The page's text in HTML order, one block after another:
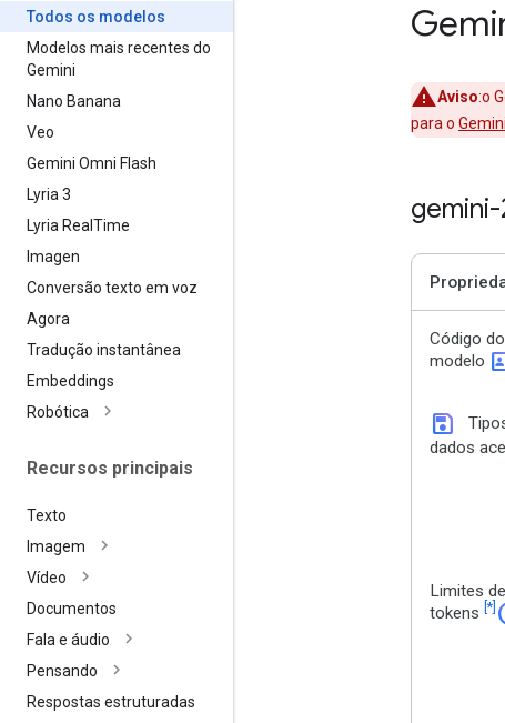
Todos os modelos
Modelos mais recentes do
Gemini
Nano Banana
Veo
Gemini Omni Flash
Lyria 3
Lyria Real Time
Imagen
Conversão texto em voz
Agora
Tradução instantânea
Embeddings
Robótica
Recursos principais
Texto
Imagem
Vídeo
Documentos
Fala e áudio
Pensando
Respostas estruturadas
Aviso:o
para o
gemini-
Código do
modelo
save
dados
Limites de
tokens [*]